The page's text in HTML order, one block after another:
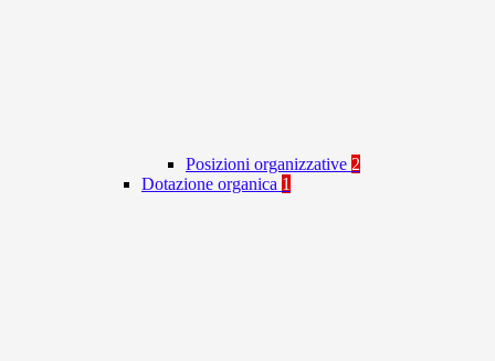
Posizioni organizzative 2
Dotazione organica 1